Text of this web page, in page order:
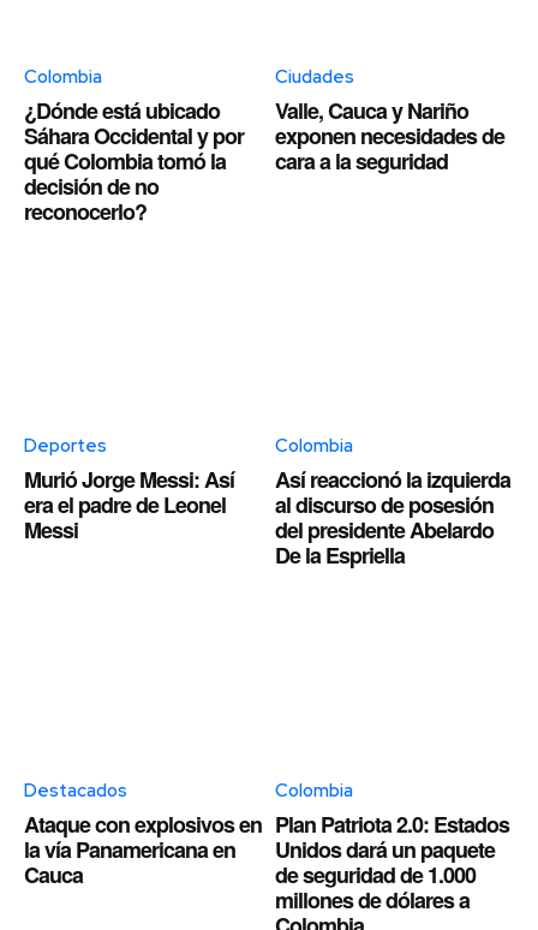
Colombia
¿Dónde está ubicado
Sáhara Occidental y por
qué Colombia tomó la
decisión de no
reconocerlo?
Ciudades
Valle, Cauca y Nariño
exponen necesidades de
cara a la seguridad
Deportes
Murió Jorge Messi: Así
era el padre de Leonel
Messi
Colombia
Así reaccionó la izquierda
al discurso de posesión
del presidente Abelardo
De la Espriella
Destacados
Ataque con explosivos en
la vía Panamericana en
Cauca
Colombia
Plan Patriota 2.0: Estados
Unidos dará un paquete
de seguridad de 1.000
millones de dólares a